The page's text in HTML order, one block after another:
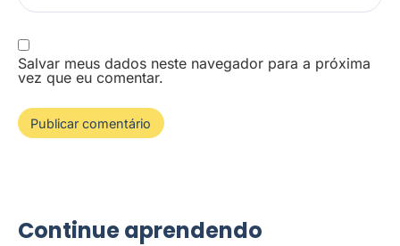
Salvar meus dados neste navegador para a próxima
vez que eu comentar.
Continue aprendendo